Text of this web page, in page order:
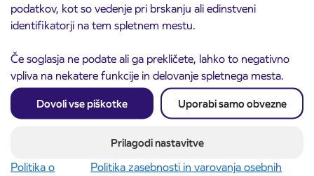
podatkov, kot so vedenje pri brskanju ali edinstveni
identifikatorji na tem spletnem mestu.
Če soglasja ne podate ali ga prekličete, lahko to negativno
vpliva na nekatere funkcije in delovanje spletnega mesta.
Dovoli vse piškotke Uporabi samo obvezne
Prilagodi nastavitve
Politika o
Politika zasebnosti in varovanja osebnih
3. 8. 2026
Predprodaja dijaških subvencioniranih IJPP
vozovnic za šolsko leto 2026/2027 se začne
21. avgusta
Kranj
Preberite objavo